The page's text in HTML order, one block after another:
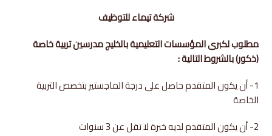
شركة تيماء للتوظيف
مطلوب لكبرى المؤسسات التعليمية بالخليج مدرسين تربية خاصة
(ذكور) بالشروط التالية :
1- أن يكون المتقدم حاصل على درجة الماجستير بتخصص التربية
الخاصة
2- أن يكون المتقدم لديه خبرة لا تقل عن 3 سنوات